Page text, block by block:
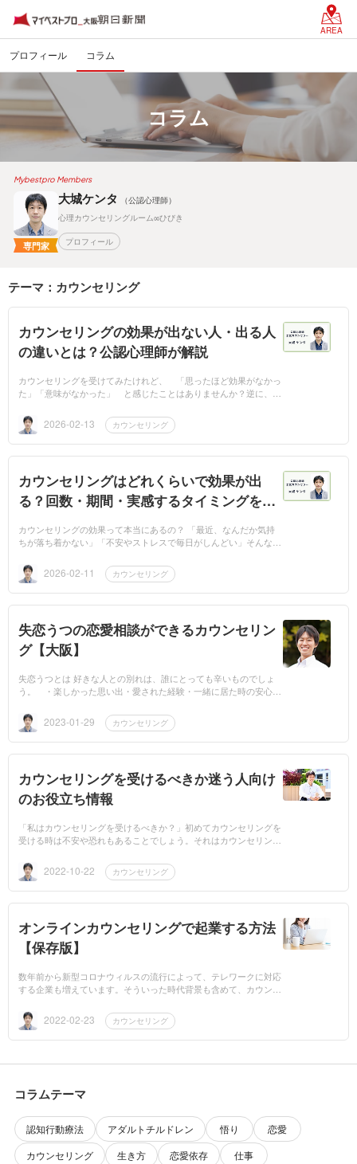
AREA
プロフィール コラム
コラム
Mybestpro Members
専門家
大城ケンタ
（公認心理師）
心理カウンセリングルーム∞ひびき
プロフィール
テーマ：カウンセリング
カウンセリングの効果が出ない人・出る人
の違いとは？公認心理師が解説
カウンセリングを受けてみたけれど、 「思ったほど効果がなかっ
た」「意味がなかった」 と感じたことはありませんか？逆に、
間関係...2026-02-13 カウンセリング
カウンセリングはどれくらいで効果が出
る？回数・期間・実感するタイミングを専
カウンセリングの効果って本当にあるの？ 「最近、なんだか気持
ちが落ち着かない」「不安やストレスで毎日がしんどい」そんな悩
も、以下のよ...
2026-02-11 カウンセリング
失恋うつの恋愛相談ができるカウンセリン
グ【大阪】
失恋うつとは 好きな人との別れは、誰にとっても辛いものでしょ
う。 ・楽しかった思い出・愛された経験・一緒に居た時の安心
え」を失うの...
2023-01-29 カウンセリング
カウンセリングを受けるべきか迷う人向け
のお役立ち情報
「私はカウンセリングを受けるべきか？」初めてカウンセリングを
受ける時は不安や恐れもあることでしょう。それはカウンセリング
ンセ... 2022-10-22 カウンセリング
オンラインカウンセリングで起業する方法
【保存版】
数年前から新型コロナウィルスの流行によって、テレワークに対応
する企業も増えています。そういった時代背景も含めて、カウンセ
需要が高ま...2022-02-23 カウンセリング
コラムテーマ
認知行動療法 アダルトチルドレン 悟り
恋愛
カウンセリング
生き方 恋愛依存
仕事